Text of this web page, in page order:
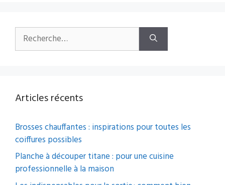
Rechercher :
Articles récents
Brosses chauffantes : inspirations pour toutes les
coiffures possibles
Planche à découper titane : pour une cuisine
professionnelle à la maison